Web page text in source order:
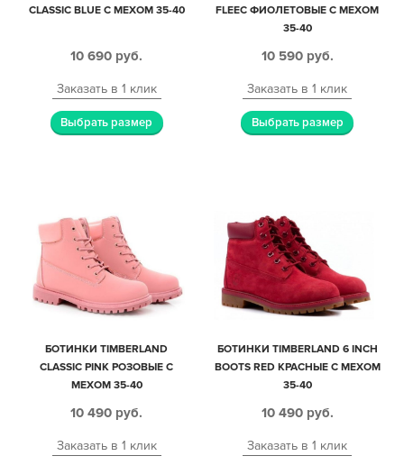
CLASSIC BLUE С МЕХОМ 35-40
10 690 руб.
Заказать в 1 клик
Выбрать размер
FLEEC ФИОЛЕТОВЫЕ С МЕХОМ
35-40
10 590 руб.
Заказать в 1 клик
Выбрать размер
БОТИНКИ TIMBERLAND
CLASSIC PINK РОЗОВЫЕ С
МЕХОМ 35-40
10 490 руб.
Заказать в 1 клик
БОТИНКИ TIMBERLAND 6 INCH
BOOTS RED КРАСНЫЕ С МЕХОМ
35-40
10 490 руб.
Заказать в 1 клик